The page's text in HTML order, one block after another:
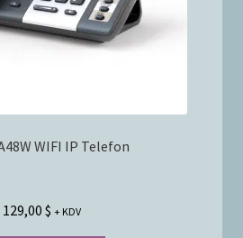
WIFI IP Telefon
129,00 $ + KDV